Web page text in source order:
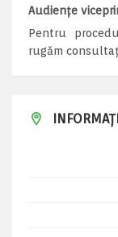
Audiențe
Pentru
rugăm